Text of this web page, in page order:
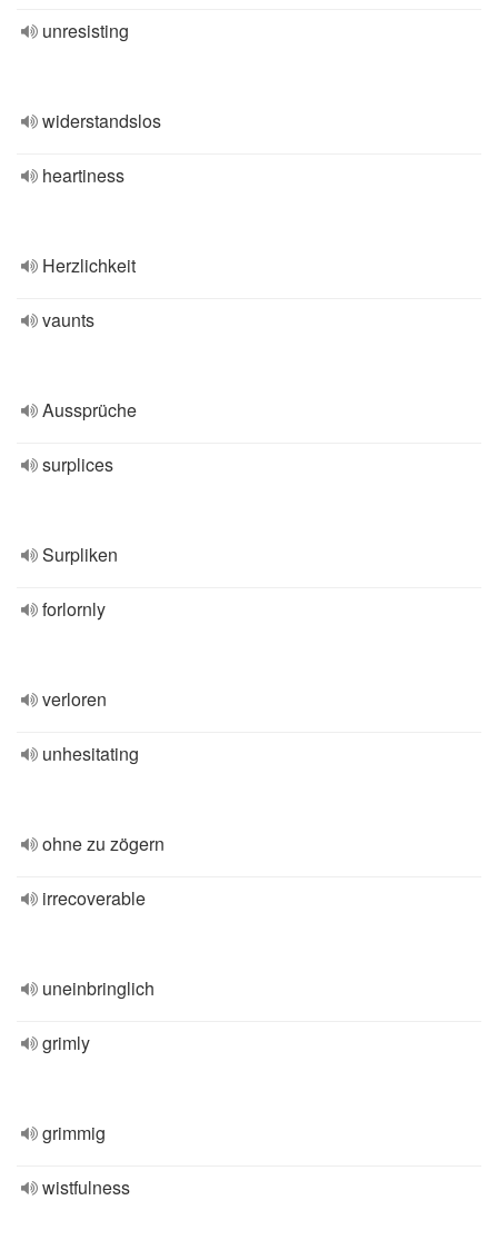
unresisting
widerstandslos
heartiness
Herzlichkeit
vaunts
Aussprüche
surplices
Surpliken
forlornly
verloren
unhesitating
ohne zu zögern
irrecoverable
uneinbringlich
grimly
grimmig
wistfulness